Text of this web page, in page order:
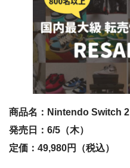
商品名：Nintendo Switch 2
発売日：6/5（木）
定価：49,980円（税込）